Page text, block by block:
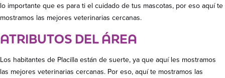
lo importante que es para ti el cuidado de tus mascotas, por eso aquí te
mostramos las mejores veterinarias cercanas.
ATRIBUTOS DEL ÁREA
Los habitantes de Placilla están de suerte, ya que aquí les mostramos
las mejores veterinarias cercanas. Por eso, aquí te mostramos las